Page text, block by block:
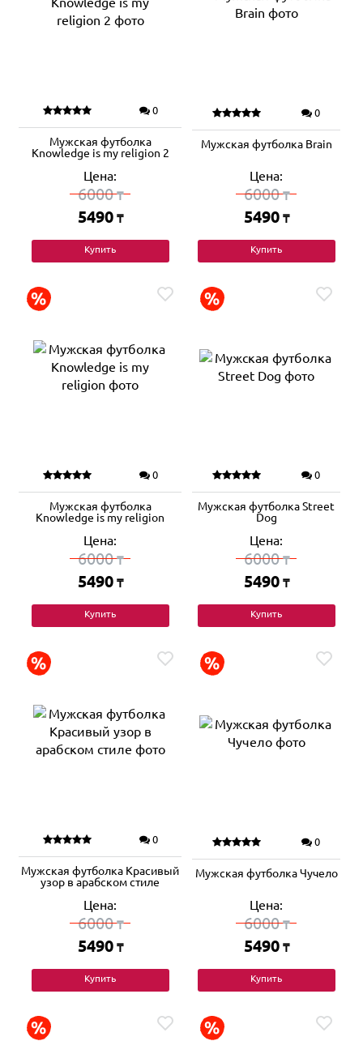
0
Мужская футболка
Knowledge is my religion 2
Цена:
6000₸
5490 ₸
Купить
0
Мужская футболка Brain
Цена:
6000₸
5490 ₸
Купить
0
Мужская футболка
Knowledge is my religion
Цена:
6000₸
5490 ₸
Купить
0
Мужская футболка Street
Dog
Цена:
6000₸
5490 ₸
Купить
0
Мужская футболка Красивый
узор в арабском стиле
Цена:
6000₸
5490 ₸
Купить
0
Мужская футболка Чучело
Цена:
6000₸
5490 ₸
Купить